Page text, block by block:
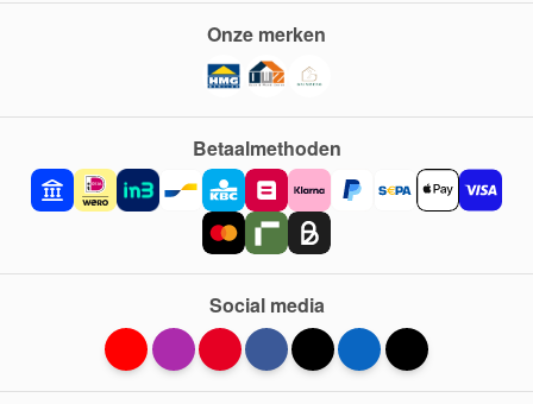
Betaalmethoden
Onze merken
Social media